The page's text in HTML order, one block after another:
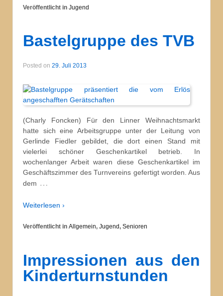
Veröffentlicht in Jugend
Bastelgruppe des TVB
Posted on 29. Juli 2013
(Charly Foncken) Für den Linner Weihnachtsmarkt
hatte sich eine Arbeitsgruppe unter der Leitung von
Gerlinde Fiedler gebildet, die dort einen Stand mit
vielerlei schöner Geschenkartikel betrieb. In
wochenlanger Arbeit waren diese Geschenkartikel im
Geschäftszimmer des Turnvereins gefertigt worden. Aus
dem …
Weiterlesen ›
Veröffentlicht in Allgemein, Jugend, Senioren
Impressionen aus den
Kinderturnstunden